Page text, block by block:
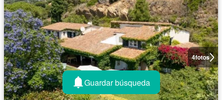
4fotos
Guardar búsqueda